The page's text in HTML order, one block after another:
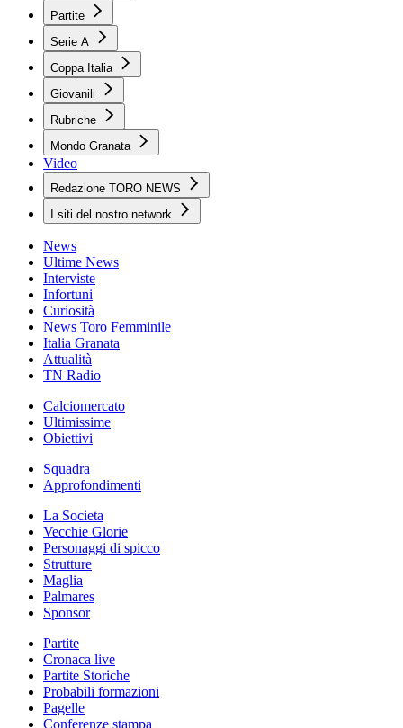
Partite
Serie A
Coppa Italia
Giovanili
Rubriche
Mondo Granata
Video
Redazione TORO NEWS
I siti del nostro network
News
Ultime News
Interviste
Infortuni
Curiosità
News Toro Femminile
Italia Granata
Attualità
TN Radio
Calciomercato
Ultimissime
Obiettivi
Squadra
Approfondimenti
La Societa
Vecchie Glorie
Personaggi di spicco
Strutture
Maglia
Palmares
Sponsor
Partite
Cronaca live
Partite Storiche
Probabili formazioni
Pagelle
Conferenze stampa